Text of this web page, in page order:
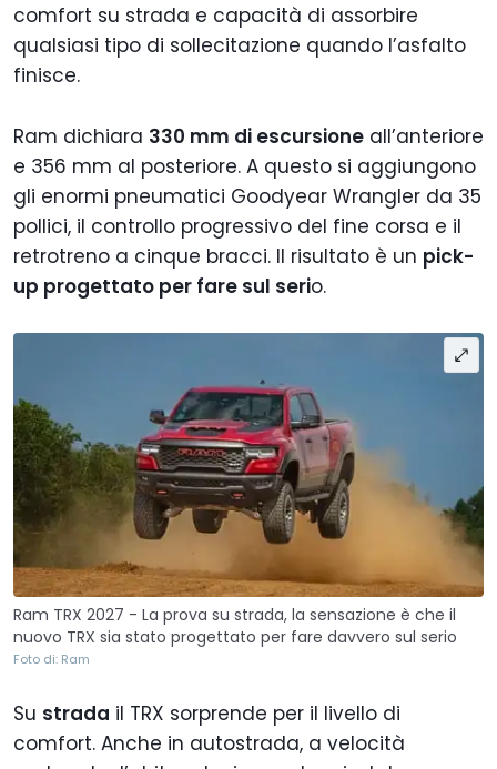
comfort su strada e capacità di assorbire
qualsiasi tipo di sollecitazione quando l’asfalto
finisce.
Ram dichiara 330 mm di escursione all’anteriore
e 356 mm al posteriore. A questo si aggiungono
gli enormi pneumatici Goodyear Wrangler da 35
pollici, il controllo progressivo del fine corsa e il
retrotreno a cinque bracci. Il risultato è un pick-
up progettato per fare sul serio.
Ram TRX 2027 - La prova su strada, la sensazione è che il
nuovo TRX sia stato progettato per fare davvero sul serio
Foto di: Ram
Su strada il TRX sorprende per il livello di
comfort. Anche in autostrada, a velocità